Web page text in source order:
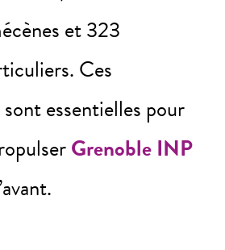
et 323
Ces
essentielles pour
Grenoble INP